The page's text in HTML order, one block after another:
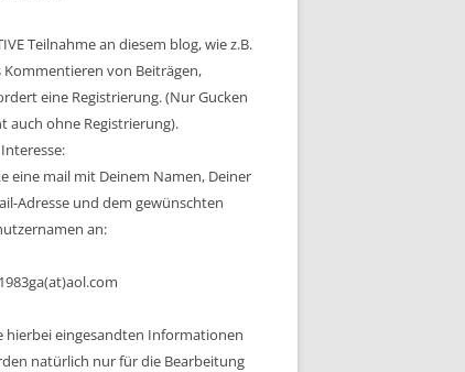
Teilnahme an diesem blog, wie z.B.
Kommentieren von Beiträgen,
eine Registrierung. (Nur Gucken
auch ohne Registrierung).
eine mail mit Deinem Namen, Deiner
Adresse und dem gewünschten
an:
hierbei eingesandten Informationen
natürlich nur für die Bearbeitung